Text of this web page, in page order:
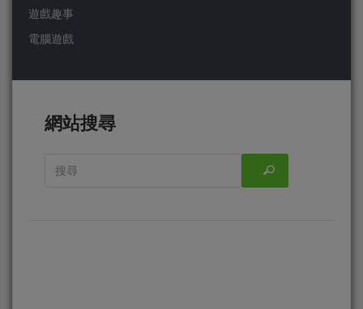
遊戲趣事
電腦遊戲
網站搜尋